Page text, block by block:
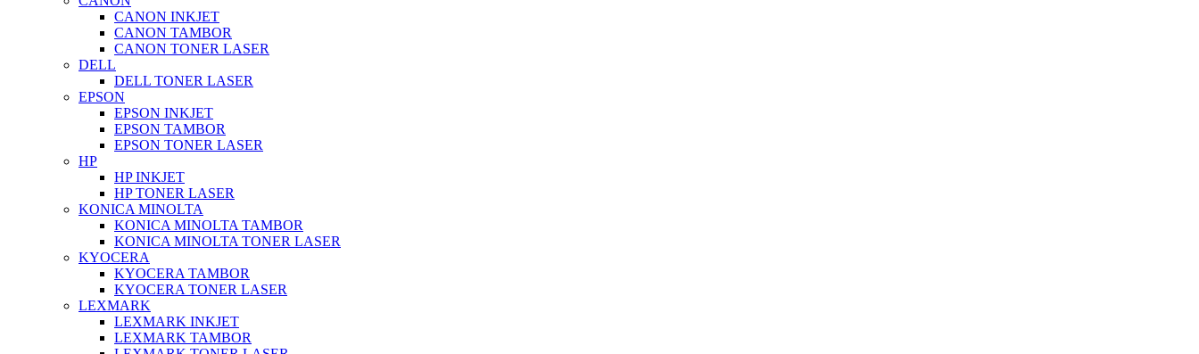
CANON INKJET
CANON TAMBOR
CANON TONER LASER
DELL
DELL TONER LASER
EPSON
EPSON INKJET
EPSON TAMBOR
EPSON TONER LASER
HP
HP INKJET
HP TONER LASER
KONICA MINOLTA
KONICA MINOLTA TAMBOR
KONICA MINOLTA TONER LASER
KYOCERA
KYOCERA TAMBOR
KYOCERA TONER LASER
LEXMARK
LEXMARK INKJET
LEXMARK TAMBOR